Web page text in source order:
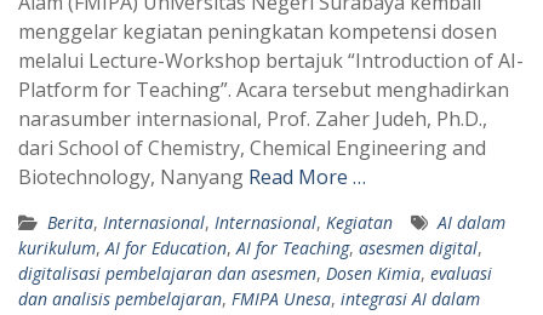
s
A
p
p
g
r
a
m
menggelar kegiatan peningkatan kompetensi dosen
melalui Lecture-Workshop bertajuk “Introduction of AI-
Platform for Teaching”. Acara tersebut menghadirkan
narasumber internasional, Prof. Zaher Judeh, Ph.D.,
dari School of Chemistry, Chemical Engineering and
Biotechnology, Nanyang Read More …
Berita, Internasional, Internasional, Kegiatan
AI dalam
kurikulum, AI for Education, AI for Teaching, asesmen digital,
digitalisasi pembelajaran dan asesmen, Dosen Kimia, evaluasi
dan analisis pembelajaran, FMIPA Unesa, integrasi AI dalam